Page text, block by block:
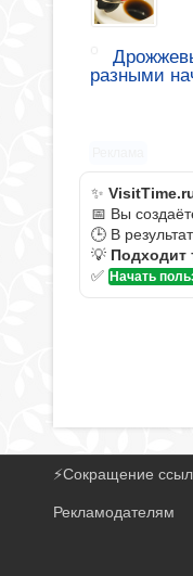
разными
✨
📅 Вы
🕒 В
💡 Подходит
✅ Начать
⚡Сокращение
Рекламодателям